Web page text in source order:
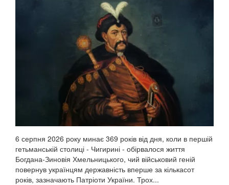
6 серпня 2026 року минає 369 років від дня, коли в першій
гетьманській столиці - Чигирині - обірвалося життя
Богдана-Зиновія Хмельницького, чий військовий геній
повернув українцям державність вперше за кількасот
років, зазначають Патріоти України. Трох...